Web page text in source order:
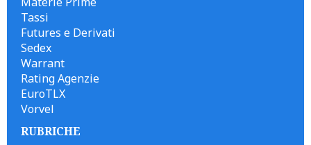
Tassi
Futures e Derivati
Sedex
Warrant
Rating Agenzie
EuroTLX
Vorvel
RUBRICHE